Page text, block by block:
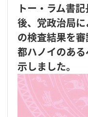
トー・ラム書
後、党政治局
の検査結果を
都ハノイのあ
示しました。